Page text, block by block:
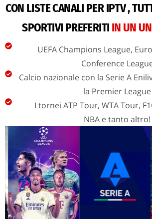
CON LISTE CANALI PER IPTV ,
SPORTIVI PREFERITI IN UN
UEFA Champions League,
Conference
Calcio nazionale con la Serie A
la Premier League
I tornei ATP Tour, WTA Tour,
NBA e tanto altro!